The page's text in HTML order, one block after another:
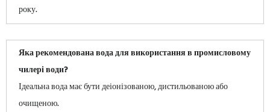
року.
Яка рекомендована вода для використання в промисловому
чилері води?
Ідеальна вода має бути деіонізованою, дистильованою або
очищеною.